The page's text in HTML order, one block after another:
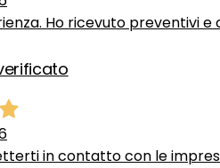
Ho ricevuto preventivi
in contatto con le